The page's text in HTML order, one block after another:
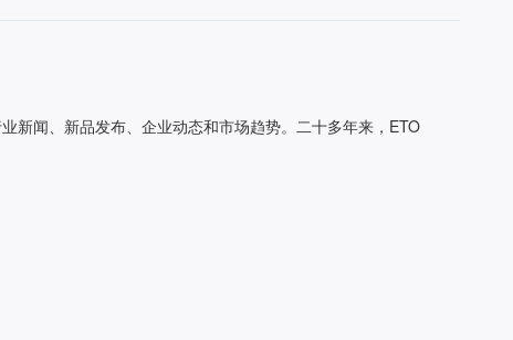
新闻、新品发布、企业动态和市场趋势。二十多年来，ETO